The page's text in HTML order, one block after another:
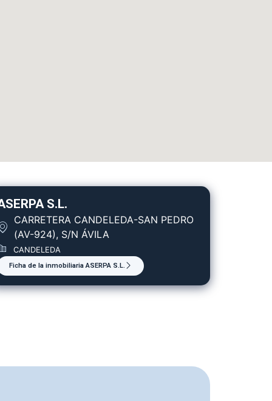
S.L.
CARRETERA CANDELEDA-SAN PEDRO
(AV-924), S/N ÁVILA
CANDELEDA
Ficha de la inmobiliaria ASERPA S.L.